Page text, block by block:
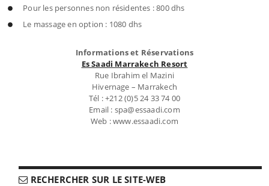
Pour les personnes non résidentes : 800 dhs
Le massage en option : 1080 dhs
Informations et Réservations
Es Saadi Marrakech Resort
Rue Ibrahim el Mazini
Hivernage – Marrakech
Tél : +212 (0)5 24 33 74 00
Email : spa@essaadi.com
Web : www.essaadi.com
RECHERCHER SUR LE SITE-WEB